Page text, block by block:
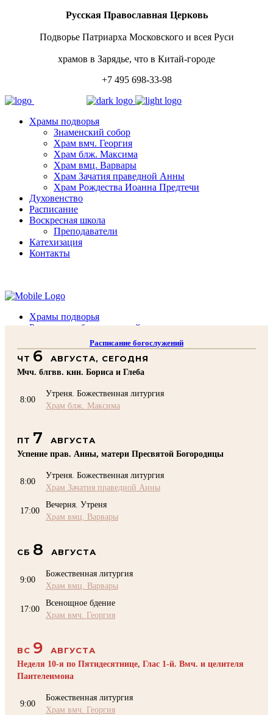
Русская Православная Церковь
Подворье Патриарха Московского и всея Руси
храмов в Зарядье, что в Китай-городе
+7 495 698-33-98
Храмы подворья
Знаменский собор
Храм вмч. Георгия
Храм блж. Максима
Храм вмц. Варвары
Храм Зачатия праведной Анны
Храм Рождества Иоанна Предтечи
Духовенство
Расписание
Воскресная школа
Преподаватели
Катехизация
Контакты
Храмы подворья
Расписание богослужений
Воскресная школа
Преподаватели Воскресной школы
Катехизация
Помочь Подворью
Расписание богослужений
ЧТ 6 АВГУСТА, СЕГОДНЯ
Мчч. блгвв. кнн. Бориса и Глеба
8:00
Утреня. Божественная литургия
Храм блж. Максима
ПТ 7
АВГУСТА
Успение прав. Анны, матери Пресвятой Богородицы
8:00
Утреня. Божественная литургия
Храм Зачатия праведной Анны
17:00
Вечерня. Утреня
Храм вмц. Варвары
СБ 8 АВГУСТА
9:00
Божественная литургия
Храм вмц. Варвары
17:00
Всенощное бдение
Храм вмч. Георгия
ВС 9
АВГУСТА
Неделя 10-я по Пятидесятнице, Глас 1-й. Вмч. и целителя
Пантелеимона
9:00
Божественная литургия
Храм вмч. Георгия